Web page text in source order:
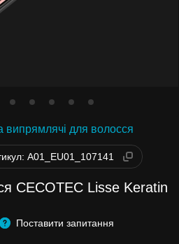
випрямлячі для волосся
A01_EU01_107141
CECOTEC Lisse Keratin
Поставити запитання